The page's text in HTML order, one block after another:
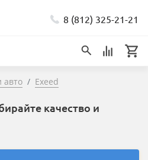
8 (812) 325-21-21
авто Exeed
качество и